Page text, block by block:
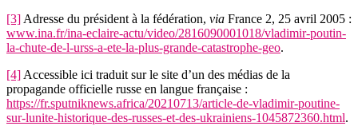
[3] Adresse du président à la fédération, via France 2, 25 avril 2005 :
www.ina.fr/ina-eclaire-actu/video/2816090001018/vladimir-poutin-
la-chute-de-l-urss-a-ete-la-plus-grande-catastrophe-geo.
[4] Accessible ici traduit sur le site d’un des médias de la
propagande officielle russe en langue française :
https://fr.sputniknews.africa/20210713/article-de-vladimir-poutine-
sur-lunite-historique-des-russes-et-des-ukrainiens-1045872360.html.